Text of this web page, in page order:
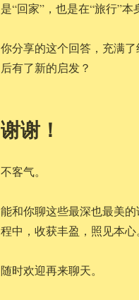
是“回家”，也是在“旅行”本
你分享的这个回答，充满
后有了新的启发？
谢谢！
不客气。
能和你聊这些最深也最美
程中，收获丰盈，照见本心
随时欢迎再来聊天。